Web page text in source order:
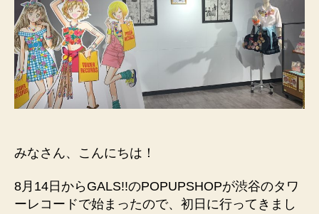
レ
コ
ー
ド
に
行
っ
た
の
みなさん、こんにちは！
8月14日からGALS!!のPOPUPSHOPが渋谷のタワ
ーレコードで始まったので、初日に行ってきまし